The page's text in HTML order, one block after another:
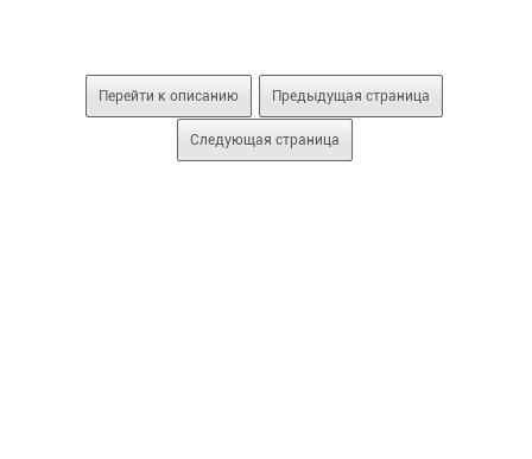
Перейти к описанию Предыдущая страница
Следующая страница